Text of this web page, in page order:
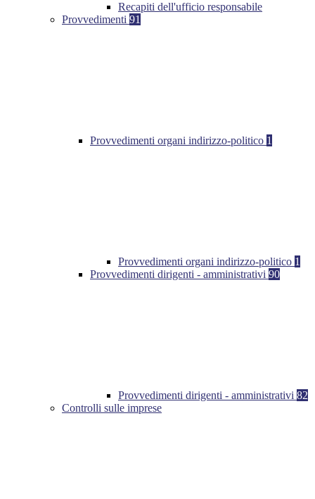
Recapiti dell'ufficio responsabile
Provvedimenti 91
Provvedimenti organi indirizzo-politico 1
Provvedimenti organi indirizzo-politico 1
Provvedimenti dirigenti - amministrativi 90
Provvedimenti dirigenti - amministrativi 82
Controlli sulle imprese